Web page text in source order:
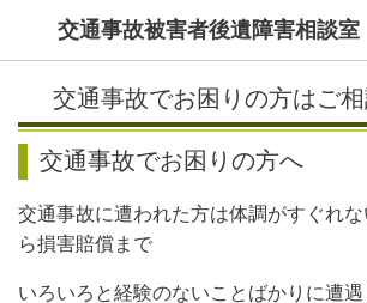
交通事故被害者後遺障害相談室
交通事故でお困りの方はご
交通事故でお困りの方へ
交通事故に遭われた方は体調がすぐれ
ら損害賠償まで
いろいろと経験のないことばかりに遭